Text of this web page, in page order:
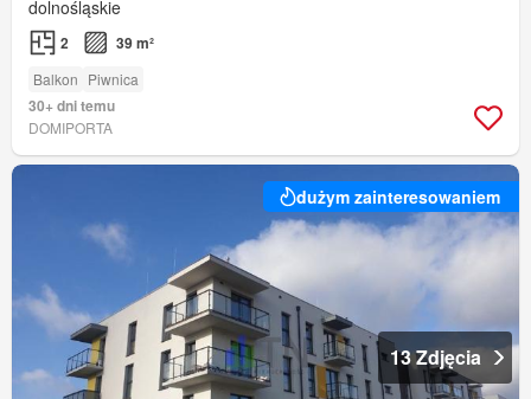
dolnośląskie
2 39 m²
Balkon Piwnica
30+ dni temu
DOMIPORTA
dużym zainteresowaniem
13 Zdjęcia